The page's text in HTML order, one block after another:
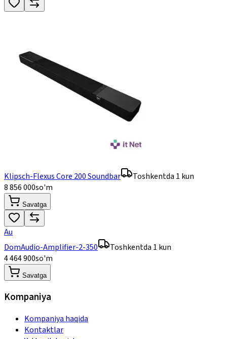
Klipsch-Flexus Core 200 Soundbar
Toshkentda 1 kun
8 856 000so'm
Savatga
Au
DomAudio-Amplifier-2-350
Toshkentda 1 kun
4 464 900so'm
Savatga
Kompaniya
Kompaniya haqida
Kontaktlar